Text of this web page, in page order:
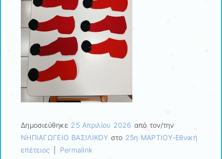
Δημοσιεύθηκε 25 Απριλίου 2026 από τον/την
ΝΗΠΙΑΓΩΓΕΙΟ ΒΑΣΙΛΙΚΟΥ στο 25η ΜΑΡΤΙΟΥ-Εθνική
επέτειος
Permalink